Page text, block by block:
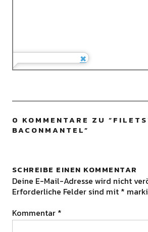
0 KOMMENTARE ZU “
BACONMANTEL”
SCHREIBE EINEN KOMMENTAR
Deine E-Mail-Adresse wird nicht
Erforderliche Felder sind mit *
Kommentar *